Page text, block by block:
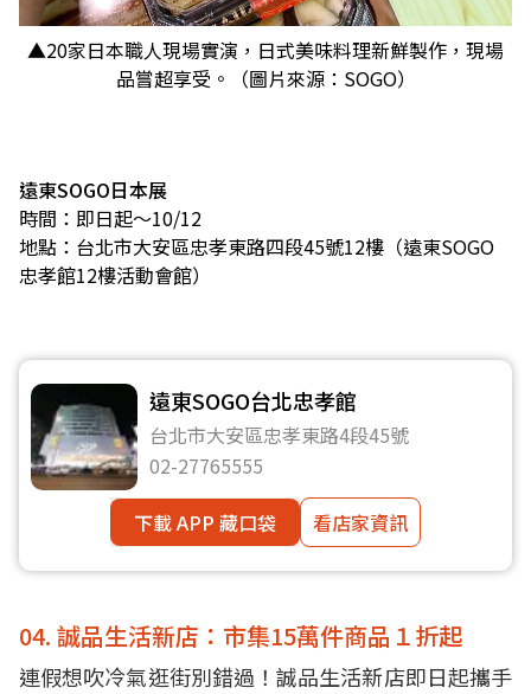
▲20家日本職人現場實演，日式美味料理新鮮製作，現場
品嘗超享受。（圖片來源：SOGO）
遠東SOGO日本展
時間：即日起～10/12
地點：台北市大安區忠孝東路四段45號12樓（遠東SOGO
忠孝館12樓活動會館）
遠東SOGO台北忠孝館
台北市大安區忠孝東路4段45號
02-27765555
下載 APP 藏口袋
看店家資訊
04. 誠品生活新店：市集15萬件商品１折起
連假想吹冷氣逛街別錯過！誠品生活新店即日起攜手